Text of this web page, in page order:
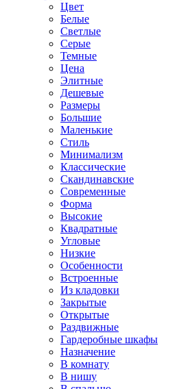
Цвет
Белые
Светлые
Серые
Темные
Цена
Элитные
Дешевые
Размеры
Большие
Маленькие
Стиль
Минимализм
Классические
Скандинавские
Современные
Форма
Высокие
Квадратные
Угловые
Низкие
Особенности
Встроенные
Из кладовки
Закрытые
Открытые
Раздвижные
Гардеробные шкафы
Назначение
В комнату
В нишу